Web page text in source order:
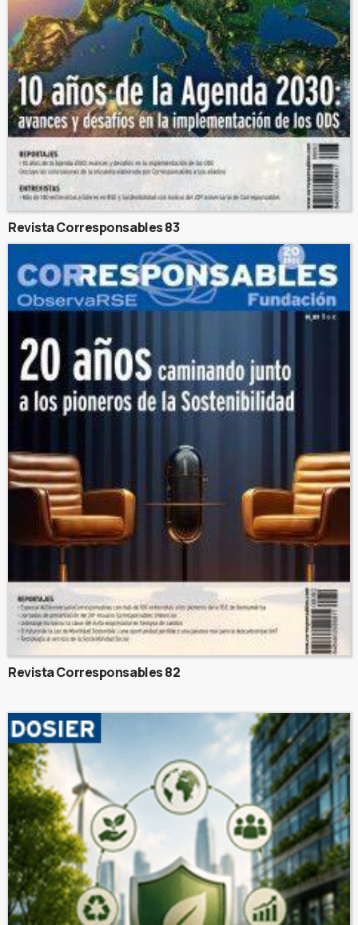
Revista Corresponsables 83
Revista Corresponsables 82